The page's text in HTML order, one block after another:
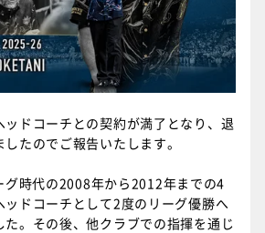
ドコーチとの契約が満了となり、退
たのでご報告いたします。
時代の2008年から2012年までの4
ッドコーチとして2度のリーグ優勝へ
た。その後、他クラブでの指揮を通じ